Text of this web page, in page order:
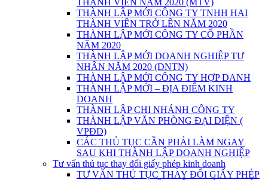
THÀNH VIÊN NĂM 2020 (MTV)
THÀNH LẬP MỚI CÔNG TY TNHH HAI
THÀNH VIÊN TRỞ LÊN NĂM 2020
THÀNH LẬP MỚI CÔNG TY CỔ PHẦN
NĂM 2020
THÀNH LẬP MỚI DOANH NGHIỆP TƯ
NHÂN NĂM 2020 (DNTN)
THÀNH LẬP MỚI CÔNG TY HỢP DANH
THÀNH LẬP MỚI – ĐỊA ĐIỂM KINH
DOANH
THÀNH LẬP CHI NHÁNH CÔNG TY
THÀNH LẬP VĂN PHÒNG ĐẠI DIỆN (
VPĐD)
CÁC THỦ TỤC CẦN PHẢI LÀM NGAY
SAU KHI THÀNH LẬP DOANH NGHIỆP
Tư vấn thủ tục thay đổi giấy phép kinh doanh
TƯ VẤN THỦ TỤC THAY ĐỔI GIẤY PHÉP